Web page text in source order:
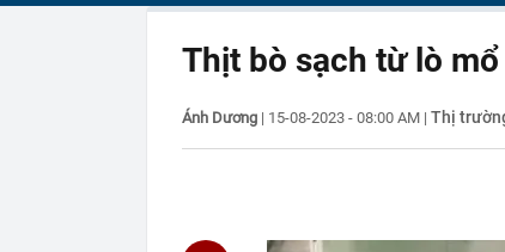
độc
14:04
TPHCM
mình
14:00
Công an
Trung
Kinh
Thịt bò sạch từ lò
Ánh Dương | 15-08-2023 - 08:00 AM | Thị